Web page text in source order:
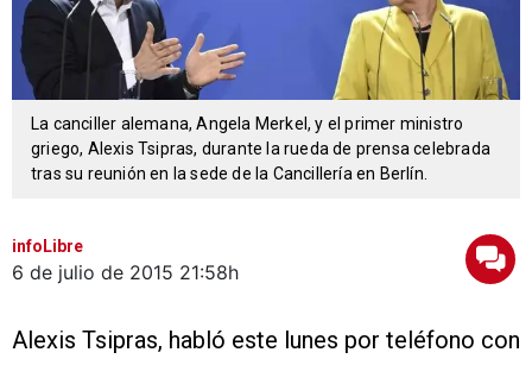
La canciller alemana, Angela Merkel, y el primer ministro
griego, Alexis Tsipras, durante la rueda de prensa celebrada
tras su reunión en la sede de la Cancillería en Berlín.
infoLibre
6 de julio de 2015 21:58h
Alexis Tsipras, habló este lunes por teléfono con